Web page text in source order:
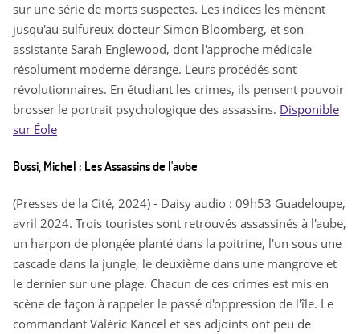
sur une série de morts suspectes. Les indices les mènent
jusqu'au sulfureux docteur Simon Bloomberg, et son
assistante Sarah Englewood, dont l'approche médicale
résolument moderne dérange. Leurs procédés sont
révolutionnaires. En étudiant les crimes, ils pensent pouvoir
brosser le portrait psychologique des assassins. Disponible
sur Éole
Bussi, Michel : Les Assassins de l'aube
(Presses de la Cité, 2024) - Daisy audio : 09h53 Guadeloupe,
avril 2024. Trois touristes sont retrouvés assassinés à l'aube,
un harpon de plongée planté dans la poitrine, l'un sous une
cascade dans la jungle, le deuxième dans une mangrove et
le dernier sur une plage. Chacun de ces crimes est mis en
scène de façon à rappeler le passé d'oppression de l'île. Le
commandant Valéric Kancel et ses adjoints ont peu de